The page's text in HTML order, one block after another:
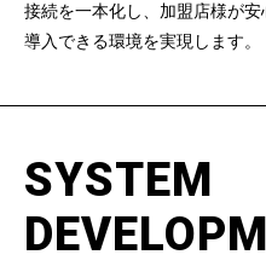
接続を一本化し、加盟店様が
導入できる環境を実現します。
SYSTEM